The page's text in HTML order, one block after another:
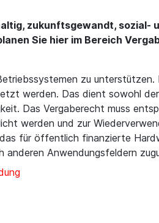
zukunftsgewandt, sozial-
Sie hier im Bereich
zu unterstützen.
werden. Das dient sowohl
Das Vergaberecht muss
werden und zur
für öffentlich finanzierte
Anwendungsfeldern